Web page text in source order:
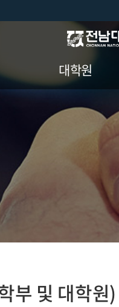
대학원
대학원소개(교과과정)
학과내규
학위논문
부 및 대학원)